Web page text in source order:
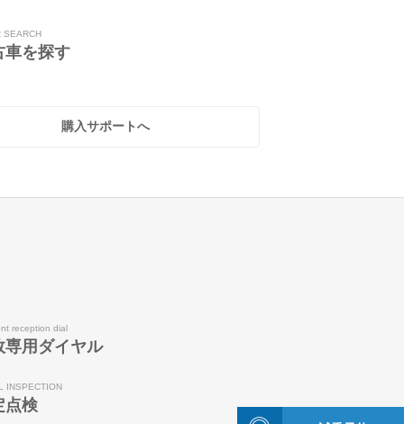
SEARCH
車を探す
購入サポートへ
reception dial
専用ダイヤル
INSPECTION
点検